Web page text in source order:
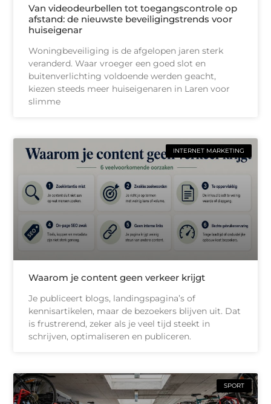
Van videodeurbellen tot toegangscontrole op
afstand: de nieuwste beveiligingstrends voor
huiseigenar
Woningbeveiliging is de afgelopen jaren sterk
veranderd. Waar vroeger een goed slot en
buitenverlichting voldoende werden geacht,
kiezen steeds meer huiseigenaren in Laren voor
slimme
INTERNET MARKETING
Waarom je content geen verkeer krijgt
Je publiceert blogs, landingspagina’s of
kennisartikelen, maar de bezoekers blijven uit. Dat
is frustrerend, zeker als je veel tijd steekt in
schrijven, optimaliseren en publiceren.
SPORT